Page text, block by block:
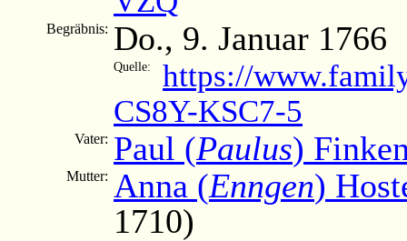
Begräbnis: Do., 9. Januar 1766
Quelle:
https://
CS8Y-KSC7-5
Vater: Paul (Paulus)
Mutter: Anna (Enngen)
1710)